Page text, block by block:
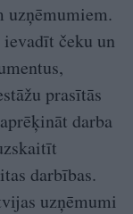
uzņēmumiem.
čeku un
prasītās
darba
darbības.
uzņēmumi